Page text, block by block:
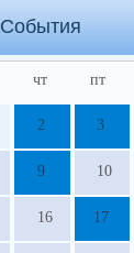
События
чт пт
2 3
9 10
16 17